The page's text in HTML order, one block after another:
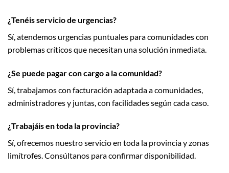
¿Tenéis servicio de urgencias?
Sí, atendemos urgencias puntuales para comunidades con
problemas críticos que necesitan una solución inmediata.
¿Se puede pagar con cargo a la comunidad?
Sí, trabajamos con facturación adaptada a comunidades,
administradores y juntas, con facilidades según cada caso.
¿Trabajáis en toda la provincia?
Sí, ofrecemos nuestro servicio en toda la provincia y zonas
limítrofes. Consúltanos para confirmar disponibilidad.